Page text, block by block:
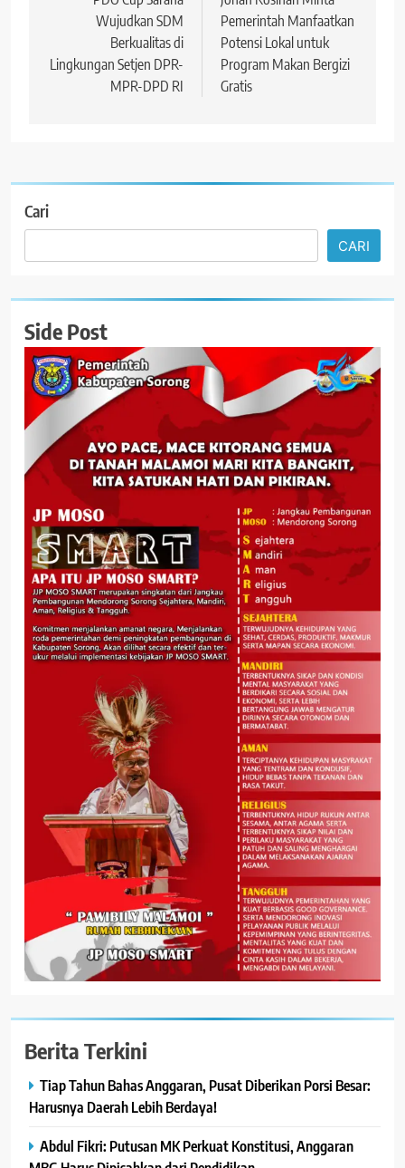
Wujudkan SDM
Berkualitas di
Lingkungan Setjen DPR-
MPR-DPD RI
Pemerintah Manfaatkan
Potensi Lokal untuk
Program Makan Bergizi
Gratis
Cari
CARI
Side Post
Berita Terkini
Tiap Tahun Bahas Anggaran, Pusat Diberikan Porsi Besar:
Harusnya Daerah Lebih Berdaya!
Abdul Fikri: Putusan MK Perkuat Konstitusi, Anggaran